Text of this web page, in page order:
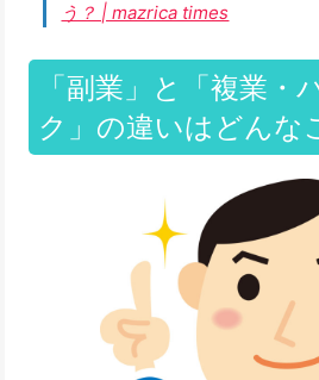
う？ | mazrica times
「副業」と「複業・
ク」の違いはどんな